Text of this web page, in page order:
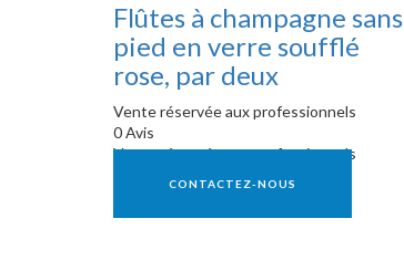
Flûtes à champagne sans
pied en verre soufflé
rose, par deux
Vente réservée aux professionnels
0 Avis
Vente réservée aux professionnels
CONTACTEZ-NOUS